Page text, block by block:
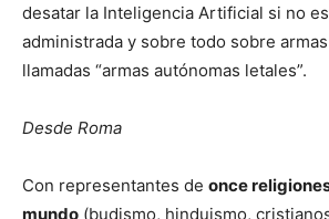
desatar la Inteligencia Artificial si no
administrada y sobre todo sobre
llamadas “armas autónomas letales”.
Desde Roma
Con representantes de once
mundo (budismo, hinduismo,